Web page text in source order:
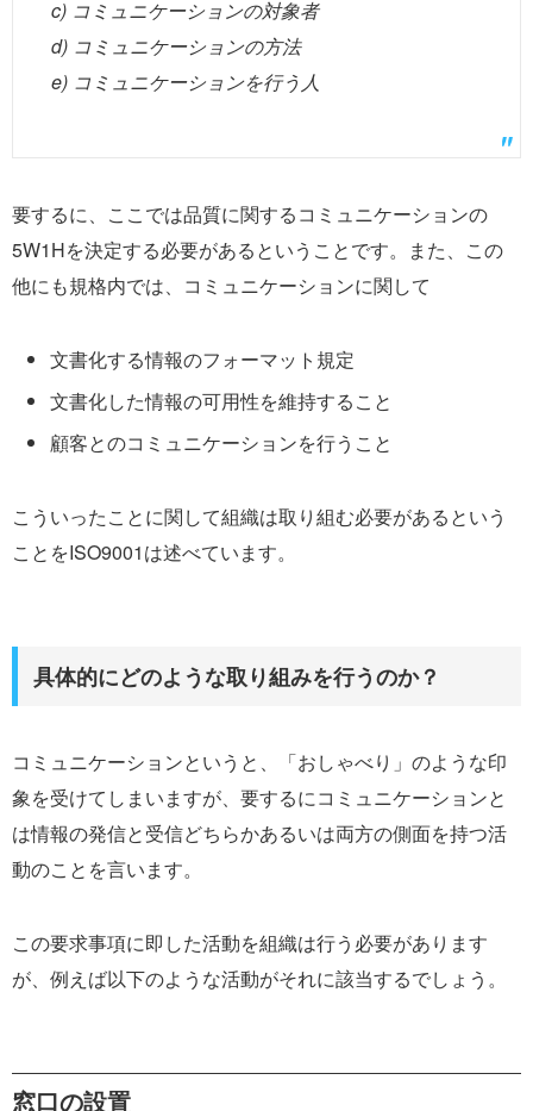
c) コミュニケーションの対象者
d) コミュニケーションの方法
e) コミュニケーションを行う人
要するに、ここでは品質に関するコミュニケーションの
5W1Hを決定する必要があるということです。また、この
他にも規格内では、コミュニケーションに関して
文書化する情報のフォーマット規定
文書化した情報の可用性を維持すること
顧客とのコミュニケーションを行うこと
こういったことに関して組織は取り組む必要があるという
ことをISO9001は述べています。
具体的にどのような取り組みを行うのか？
コミュニケーションというと、「おしゃべり」のような印
象を受けてしまいますが、要するにコミュニケーションと
は情報の発信と受信どちらかあるいは両方の側面を持つ活
動のことを言います。
この要求事項に即した活動を組織は行う必要があります
が、例えば以下のような活動がそれに該当するでしょう。
窓口の設置